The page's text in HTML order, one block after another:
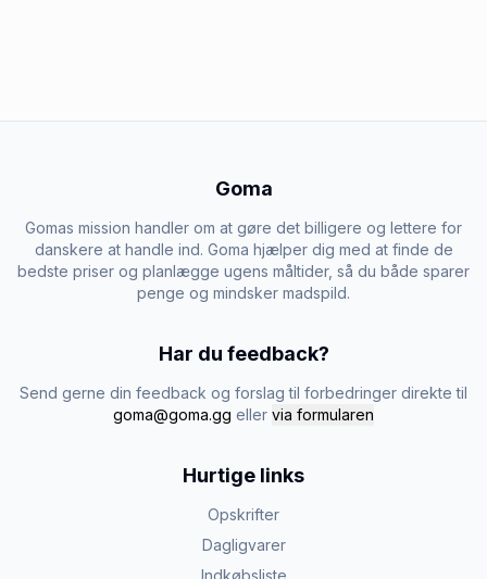
Goma
Gomas mission handler om at gøre det billigere og lettere for
danskere at handle ind. Goma hjælper dig med at finde de
bedste priser og planlægge ugens måltider, så du både sparer
penge og mindsker madspild.
Har du feedback?
Send gerne din feedback og forslag til forbedringer direkte til
goma@goma.gg eller via formularen
Hurtige links
Opskrifter
Dagligvarer
Indkøbsliste